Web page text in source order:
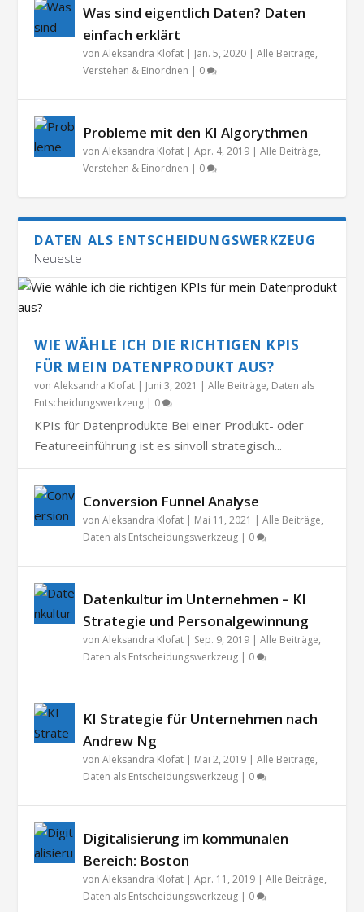
Was sind eigentlich Daten? Daten
einfach erklärt
vonAleksandra Klofat | Jan. 5, 2020 |Alle Beiträge,
Verstehen & Einordnen | 0
Probleme mit den KI Algorythmen
vonAleksandra Klofat |Apr. 4, 2019 |Alle Beiträge,
Verstehen & Einordnen | 0
DATEN ALS ENTSCHEIDUNGSWERKZEUG
Neueste
WIE WÄHLE ICH DIE RICHTIGEN KPIS
FÜR MEIN DATENPRODUKT AUS?
vonAleksandra Klofat | Juni 3, 2021 |Alle Beiträge, Daten als
Entscheidungswerkzeug | 0
KPIs für Datenprodukte Bei einer Produkt- oder
Featureeinführung ist es sinvoll strategisch...
Conversion Funnel Analyse
vonAleksandra Klofat | Mai 11, 2021 |Alle Beiträge,
Daten als Entscheidungswerkzeug | 0
Datenkultur im Unternehmen – KI
Strategie und Personalgewinnung
vonAleksandra Klofat | Sep. 9, 2019 |Alle Beiträge,
Daten als Entscheidungswerkzeug | 0
KI Strategie für Unternehmen nach
Andrew Ng
vonAleksandra Klofat | Mai 2, 2019 |Alle Beiträge,
Daten als Entscheidungswerkzeug | 0
Digitalisierung im kommunalen
Bereich: Boston
vonAleksandra Klofat |Apr. 11, 2019 |Alle Beiträge,
Daten als Entscheidungswerkzeug | 0